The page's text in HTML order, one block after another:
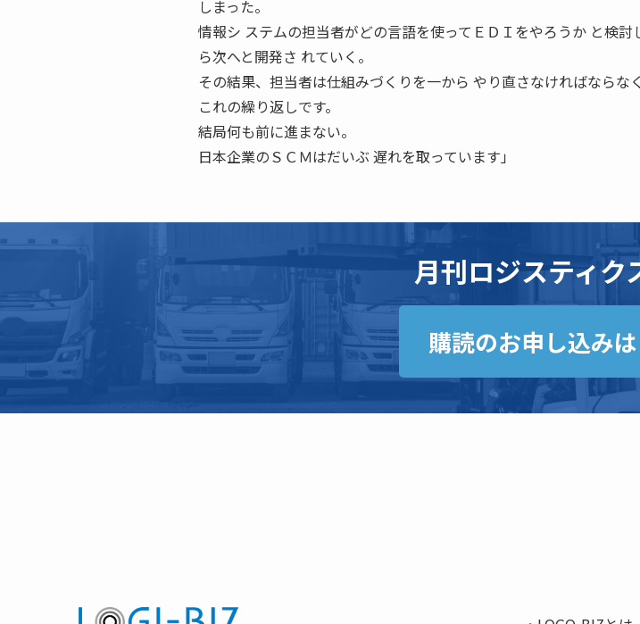
しまった。
情報シ ステムの担当者がどの言語を使ってＥＤＩをやろうか と検
ら次へと開発さ れていく。
その結果、担当者は仕組みづくりを一から やり直さなければならな
これの繰り返しです。
結局何も前に進まない。
日本企業のＳＣＭはだいぶ 遅れを取っています」
月刊ロジスティク
購読のお申し込み